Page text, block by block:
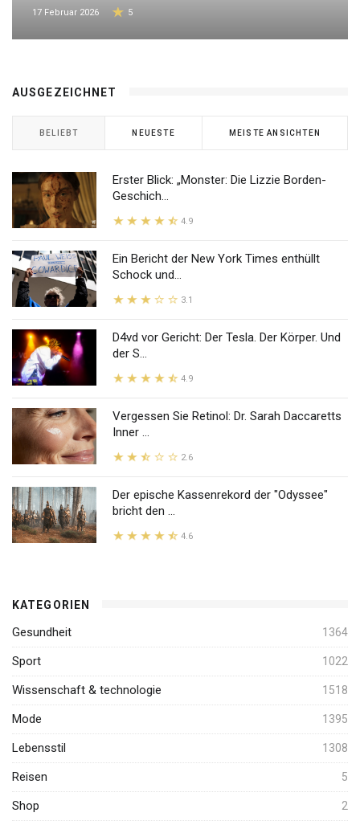
17 Februar 2026 5
AUSGEZEICHNET
BELIEBT NEUESTE MEISTE ANSICHTEN
Erster Blick: „Monster: Die Lizzie Borden-
Geschich...
4.9
Ein Bericht der New York Times enthüllt
Schock und...
3.1
D4vd vor Gericht: Der Tesla. Der Körper. Und
der S...
4.9
Vergessen Sie Retinol: Dr. Sarah Daccaretts
Inner ...
2.6
Der epische Kassenrekord der "Odyssee"
bricht den ...
4.6
KATEGORIEN
Gesundheit 1364
Sport 1022
Wissenschaft & technologie 1518
Mode 1395
Lebensstil 1308
Reisen 5
Shop 2